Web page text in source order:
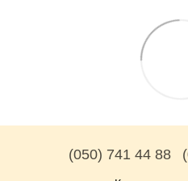
(050) 741 44 88